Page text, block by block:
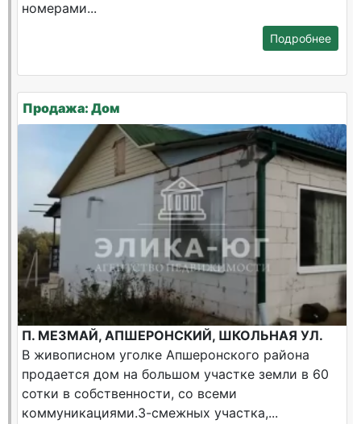
номерами...
Подробнее
Продажа: Дом
П. МЕЗМАЙ, АПШЕРОНСКИЙ, ШКОЛЬНАЯ УЛ.
В живописном уголке Апшеронского района
продается дом на большом участке земли в 60
сотки в собственности, со всеми
коммуникациями.3-смежных участка,...